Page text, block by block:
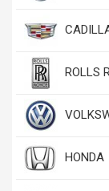
ROLLS
HONDA